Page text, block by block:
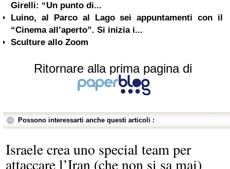
Girelli: “Un punto di...
Luino, al Parco al Lago sei appuntamenti con il
“Cinema all’aperto”. Si inizia i...
Sculture allo Zoom
Ritornare alla prima pagina di
Possono interessarti anche questi articoli :
Israele crea uno special team per
attaccare l’Iran (che non si sa mai)